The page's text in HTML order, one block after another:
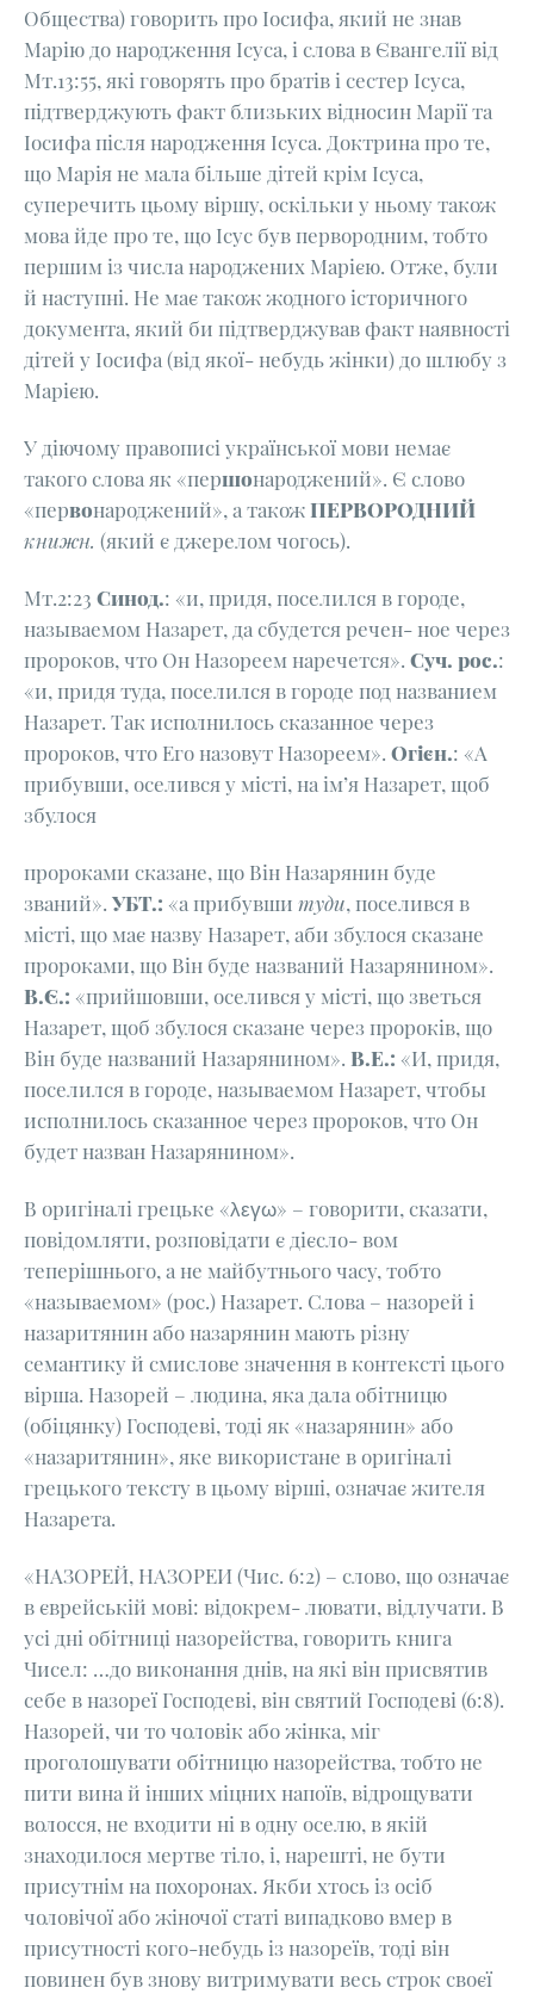
Общества) говорить про Іосифа, який не знав
Марію до народження Ісуса, і слова в Євангелії від
Мт.13:55, які говорять про братів і сестер Ісуса,
підтверджують факт близьких відносин Марії та
Іосифа після народження Ісуса. Доктрина про те,
що Марія не мала більше дітей крім Ісуса,
суперечить цьому віршу, оскільки у ньому також
мова йде про те, що Ісус був первородним, тобто
першим із числа народжених Марією. Отже, були
й наступні. Не має також жодного історичного
документа, який би підтверджував факт наявності
дітей у Іосифа (від якої- небудь жінки) до шлюбу з
Марією.
У діючому правописі української мови немає
такого слова як «першонароджений». Є слово
«первонароджений», а такожПЕРВОРОДНИЙ
книжн. (який є джерелом чогось).
Мт.2:23 Синод.: «и, придя, поселился в городе,
называемом Назарет, да сбудется речен- ное через
пророков, что Он Назореем наречется». Суч. рос.:
«и, придя туда, поселился в городе под названием
Назарет. Так исполнилось сказанное через
пророков, что Его назовут Назореем». Огієн.: «А
прибувши, оселився у місті, на ім’я Назарет, щоб
збулося
пророками сказане, що Він Назарянин буде
званий». УБТ.: «а прибувши туди, поселився в
місті, що має назву Назарет, аби збулося сказане
пророками, що Він буде названий Назарянином».
В.Є.: «прийшовши, оселився у місті, що зветься
Назарет, щоб збулося сказане через пророків, що
Він буде названий Назарянином». В.Е.: «И, придя,
поселился в городе, называемом Назарет, чтобы
исполнилось сказанное через пророков, что Он
будет назван Назарянином».
В оригіналі грецьке «λεγω» – говорити, сказати,
повідомляти, розповідати є дієсло- вом
теперішнього, а не майбутнього часу, тобто
«называемом» (рос.) Назарет. Слова – назорей і
назаритянин або назарянин мають різну
семантику й смислове значення в контексті цього
вірша. Назорей – людина, яка дала обітницю
(обіцянку) Господеві, тоді як «назарянин» або
«назаритянин», яке використане в оригіналі
грецького тексту в цьому вірші, означає жителя
Назарета.
«НАЗОРЕЙ, НАЗОРЕИ (Чис. 6:2) – слово, що означає
в єврейській мові: відокрем- лювати, відлучати. В
усі дні обітниці назорейства, говорить книга
Чисел: …до виконання днів, на які він присвятив
себе в назореї Господеві, він святий Господеві (6:8).
Назорей, чи то чоловік або жінка, міг
проголошувати обітницю назорейства, тобто не
пити вина й інших міцних напоїв, відрощувати
волосся, не входити ні в одну оселю, в якій
знаходилося мертве тіло, і, нарешті, не бути
присутнім на похоронах. Якби хтось із осіб
чоловічої або жіночої статі випадково вмер в
присутності кого-небудь із назореїв, тоді він
повинен був знову витримувати весь строк своєї